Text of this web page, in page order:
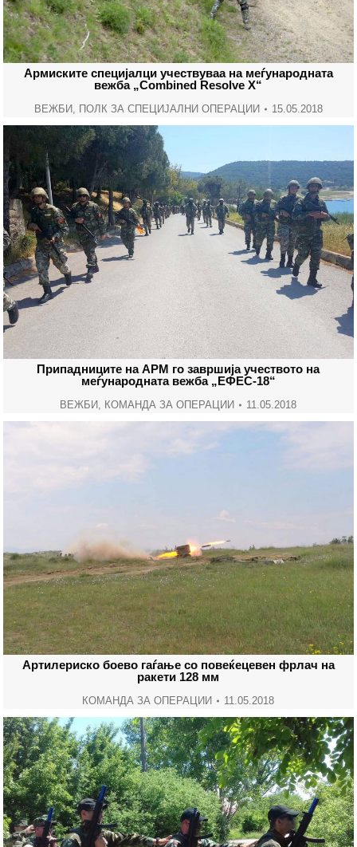
Армиските специјалци учествуваа на меѓународната
вежба „Combined Resolve X“
ВЕЖБИ, ПОЛК ЗА СПЕЦИЈАЛНИ ОПЕРАЦИИ 15.05.2018
Припадниците на АРМ го завршија учеството на
меѓународната вежба „ЕФЕС-18“
ВЕЖБИ, КОМАНДА ЗА ОПЕРАЦИИ 11.05.2018
Артилериско боево гаѓање со повеќецевен фрлач на
ракети 128 мм
КОМАНДА ЗА ОПЕРАЦИИ 11.05.2018